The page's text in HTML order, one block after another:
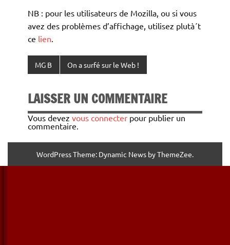
NB : pour les utilisateurs de Mozilla, ou si vous
avez des problèmes d’affichage, utilisez plutà´t
ce lien.
MG B On a surfé sur le Web !
LAISSER UN COMMENTAIRE
Vous devez vous connecter pour publier un
commentaire.
WordPress Theme: Dynamic News by ThemeZee.